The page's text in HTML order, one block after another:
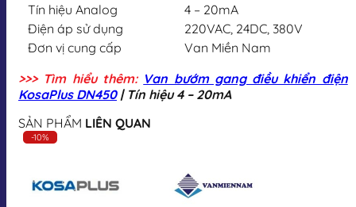
Tín hiệu Analog
4 – 20mA
Điện áp sử dụng
220VAC, 24DC, 380V
Đơn vị cung cấp
Van Miền Nam
>>> Tìm hiểu thêm: Van bướm gang điều khiển điện
KosaPlus DN450| Tín hiệu 4 – 20mA
SẢN PHẨM LIÊN QUAN
-10%